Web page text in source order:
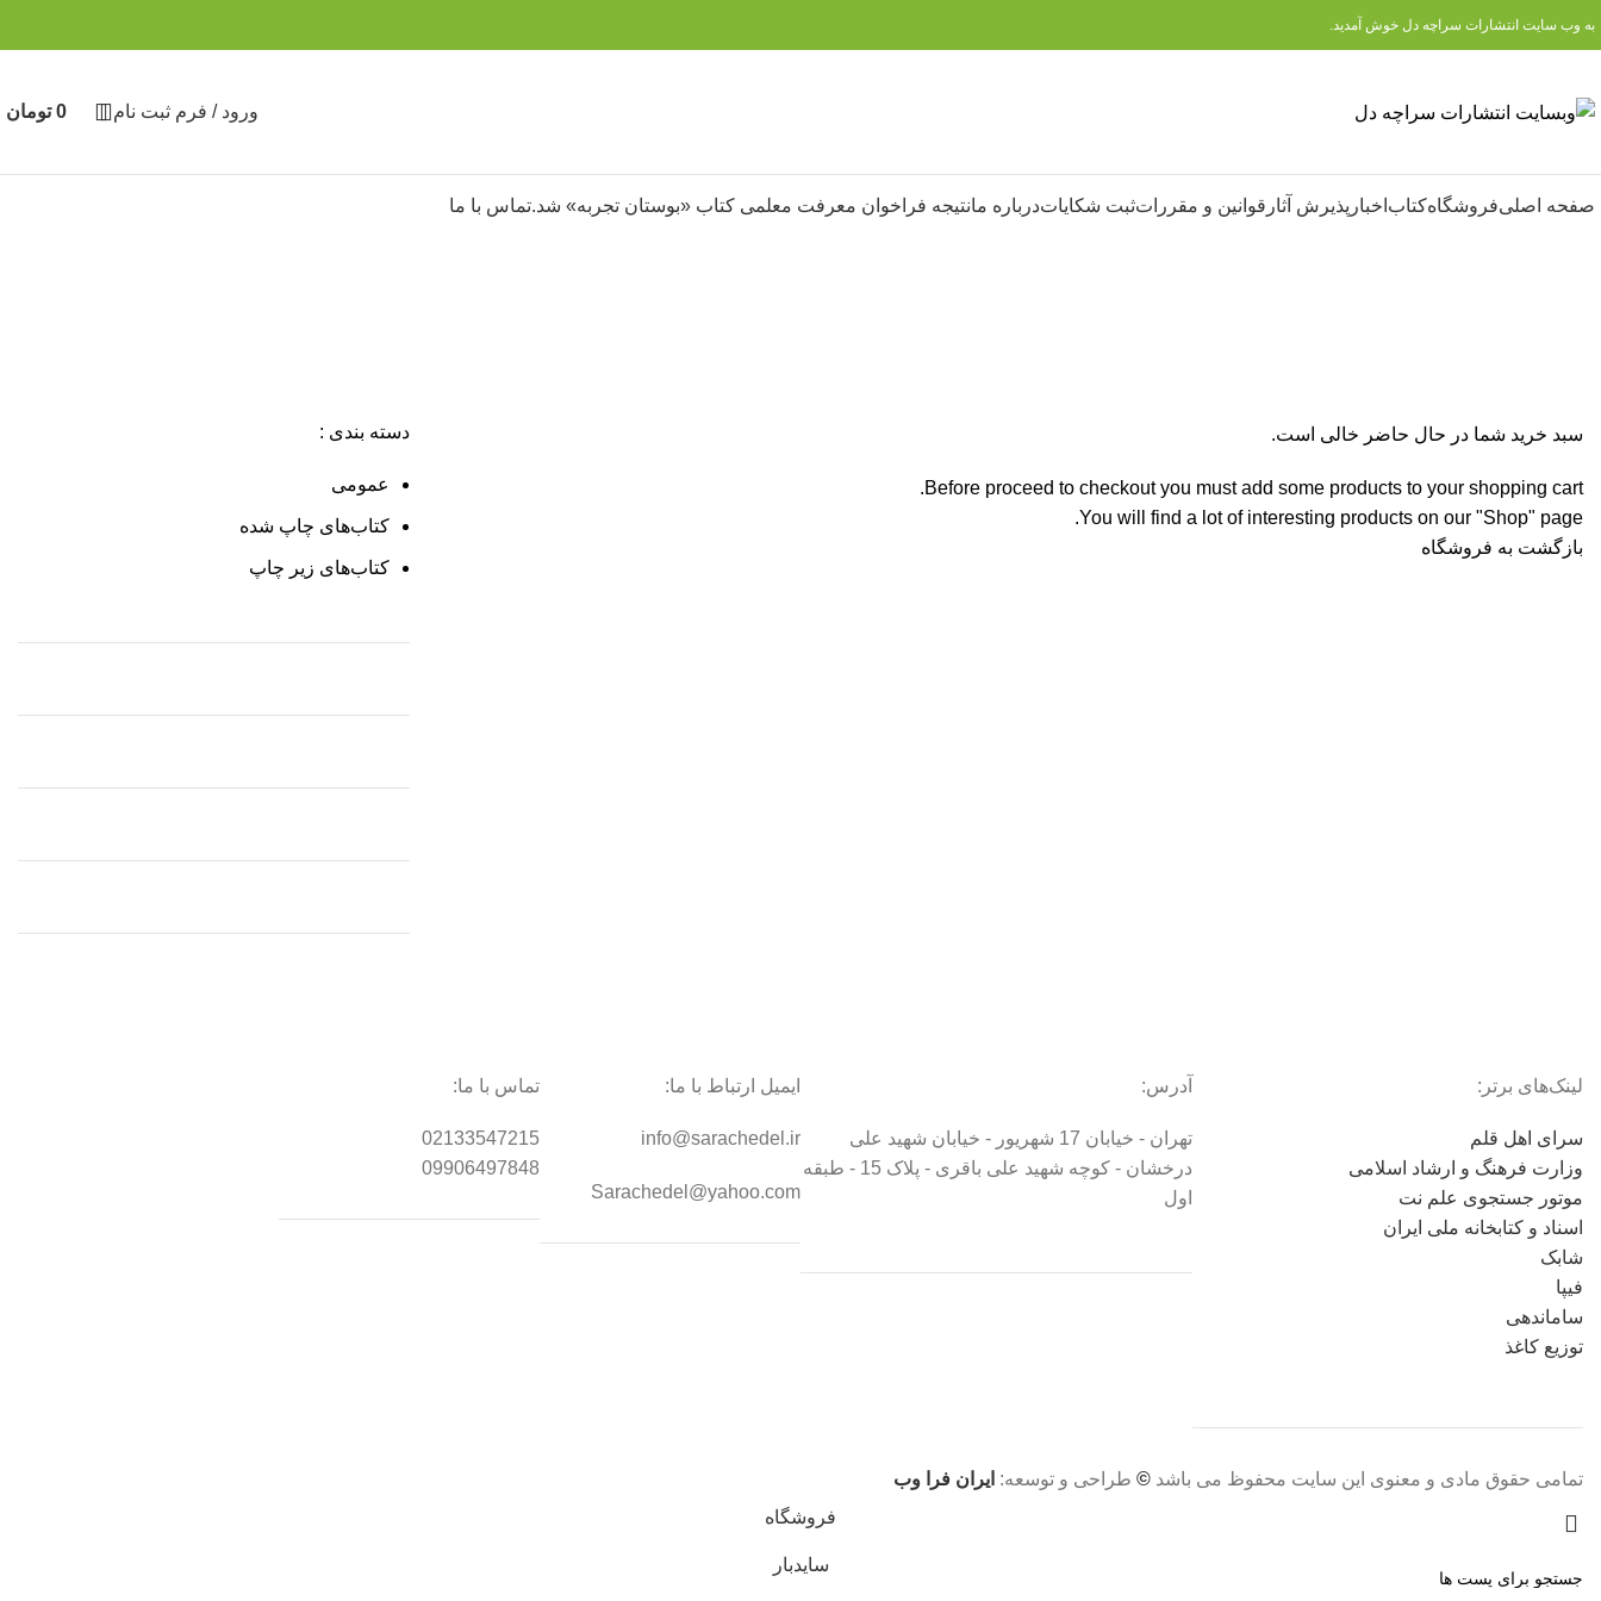
به وب سایت انتشارات سراچه دل خوش آمدید.
ورود / فرم ثبت نام 0 تومان
صفحه اصلیفروشگاهکتاب اخبار پذیرش آثار قوانین و مقرراتثبت شکایاتدرباره مانتیجه فراخوان معرفت معلمی کتاب «بوستان تجربه» شد.تماس با ما
سبد خرید شما در حال حاضر خالی است.
Before proceed to checkout you must add some products to your shopping cart.
You will find a lot of interesting products on our "Shop" page.
بازگشت به فروشگاه
دسته بندی :
عمومی
کتاب‌های چاپ شده
کتاب‌های زیر چاپ
لینک‌های برتر:
سرای اهل قلم
وزارت فرهنگ و ارشاد اسلامی
موتور جستجوی علم نت
اسناد و کتابخانه ملی ایران
شابک
فیپا
ساماندهی
توزیع کاغذ
آدرس:
تهران - خیابان 17 شهریور - خیابان شهید علی
درخشان - کوچه شهید علی باقری - پلاک 15 - طبقه
اول
ایمیل ارتباط با ما:
info@sarachedel.ir
Sarachedel@yahoo.com
تماس با ما:
02133547215
09906497848
تمامی حقوق مادی و معنوی این سایت محفوظ می باشد © طراحی و توسعه: ایران فرا وب
فروشگاه
سایدبار